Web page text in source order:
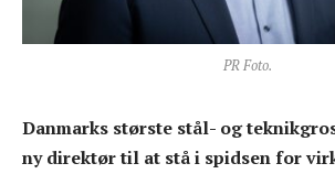
PR Foto.
Danmarks største stål- og
ny direktør til at stå i spidsen for